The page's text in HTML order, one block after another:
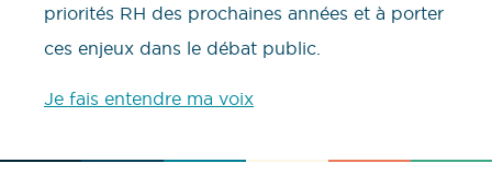
priorités RH des prochaines années et à porter
ces enjeux dans le débat public.
Je fais entendre ma voix